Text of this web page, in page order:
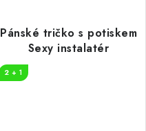
Pánské tričko s potiskem
Sexy instalatér
2 + 1